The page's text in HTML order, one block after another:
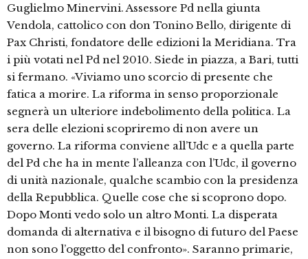
Guglielmo Minervini. Assessore Pd nella giunta
Vendola, cattolico con don Tonino Bello, dirigente di
Pax Christi, fondatore delle edizioni la Meridiana. Tra
i più votati nel Pd nel 2010. Siede in piazza, a Bari, tutti
si fermano. «Viviamo uno scorcio di presente che
fatica a morire. La riforma in senso proporzionale
segnerà un ulteriore indebolimento della politica. La
sera delle elezioni scopriremo di non avere un
governo. La riforma conviene all’Udc e a quella parte
del Pd che ha in mente l’alleanza con l’Udc, il governo
di unità nazionale, qualche scambio con la presidenza
della Repubblica. Quelle cose che si scoprono dopo.
Dopo Monti vedo solo un altro Monti. La disperata
domanda di alternativa e il bisogno di futuro del Paese
non sono l’oggetto del confronto». Saranno primarie,